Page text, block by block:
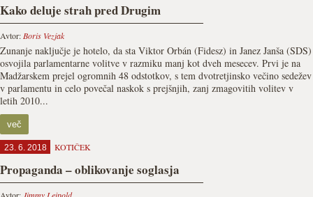
Kako deluje strah pred Drugim
Avtor: Boris Vezjak
Zunanje naključje je hotelo, da sta Viktor Orbán (Fidesz) in Janez Janša (SDS)
osvojila parlamentarne volitve v razmiku manj kot dveh mesecev. Prvi je na
Madžarskem prejel ogromnih 48 odstotkov, s tem dvotretjinsko večino sedežev
v parlamentu in celo povečal naskok s prejšnjih, zanj zmagovitih volitev v
letih 2010...
več
23. 6. 2018 KOTIČEK
Propaganda – oblikovanje soglasja